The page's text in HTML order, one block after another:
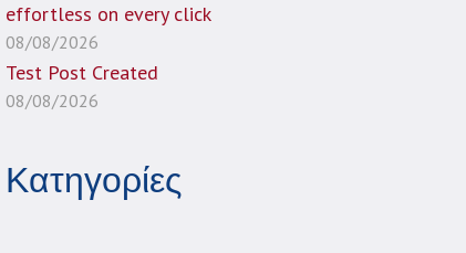
effortless on every click
08/08/2026
Test Post Created
08/08/2026
Κατηγορίες